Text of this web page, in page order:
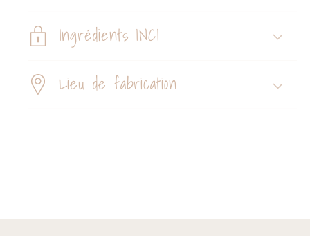
Ingrédients INCI
Lieu de fabrication